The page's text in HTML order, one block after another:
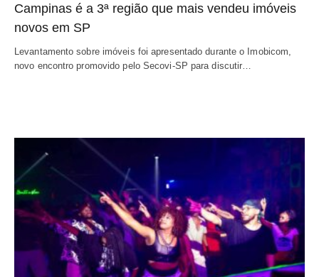
Campinas é a 3ª região que mais vendeu imóveis
novos em SP
Levantamento sobre imóveis foi apresentado durante o Imobicom,
novo encontro promovido pelo Secovi-SP para discutir…